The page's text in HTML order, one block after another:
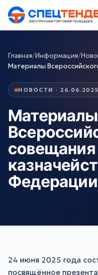
Главная/Информация/
Материалы
НОВОСТИ · 26.06.2025
Материалы
Федерации
24 июня 2025 года
посвящённое